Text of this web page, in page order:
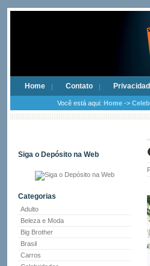
Home Contato
Você está aqui: Home ->
Siga o Depósito na Web
Categorias
Adulto
Beleza e Moda
Big Brother
Brasil
Carros